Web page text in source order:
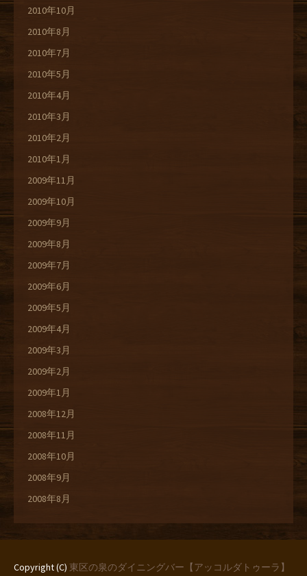
2010年10月
2010年8月
2010年7月
2010年5月
2010年4月
2010年3月
2010年2月
2010年1月
2009年11月
2009年10月
2009年9月
2009年8月
2009年7月
2009年6月
2009年5月
2009年4月
2009年3月
2009年2月
2009年1月
2008年12月
2008年11月
2008年10月
2008年9月
2008年8月
Copyright (C) 東区の泉のダイニングバー【アッコルダトゥーラ】